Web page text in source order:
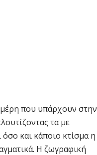
που υπάρχουν στην
τα με
και κάποιο κτίσμα η
Η ζωγραφική